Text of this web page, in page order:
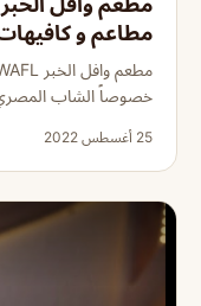
مطاعم و
خصوصاً الشاب المصري
25 أغسطس 2022